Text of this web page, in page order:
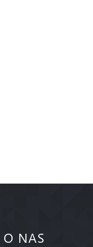
O NAS